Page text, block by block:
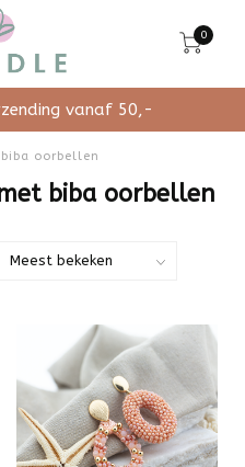
0
vanaf 50,-
biba oorbellen
biba oorbellen